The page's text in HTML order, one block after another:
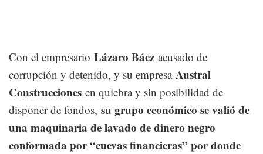
Con el empresario Lázaro Báez acusado de
corrupción y detenido, y su empresa Austral
Construcciones en quiebra y sin posibilidad de
disponer de fondos, su grupo económico se valió de
una maquinaria de lavado de dinero negro
conformada por “cuevas financieras” por donde